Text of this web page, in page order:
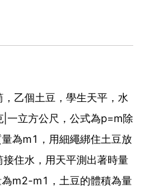
乙個土豆，學生天平，水
一立方公尺，公式為p=m除
為m1，用細繩綁住土豆放
住水，用天平測出著時量
m2-m1，土豆的體積為量